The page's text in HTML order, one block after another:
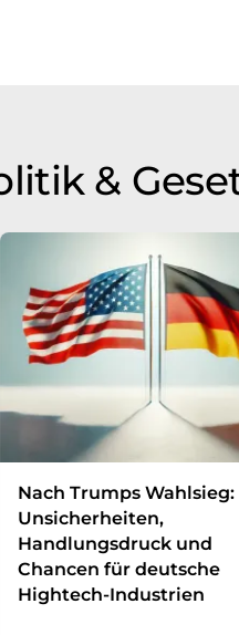
&
Nach Trumps Wahlsieg:
Unsicherheiten,
Handlungsdruck und
Chancen für deutsche
Hightech-Industrien